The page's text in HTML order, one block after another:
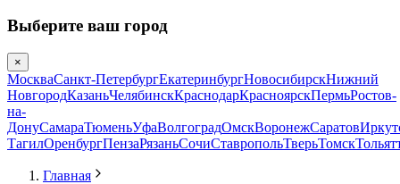
Выберите ваш город
×
МоскваСанкт-ПетербургЕкатеринбургНовосибирскНижний
НовгородКазаньЧелябинскКраснодарКрасноярскПермьРостов-
на-
ДонуСамараТюменьУфаВолгоградОмскВоронежСаратов
ТагилОренбургПензаРязаньСочиСтавропольТверьТомск
Главная